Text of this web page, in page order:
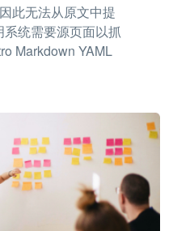
此无法从原文中提
统需要源页面以抓
Markdown YAML